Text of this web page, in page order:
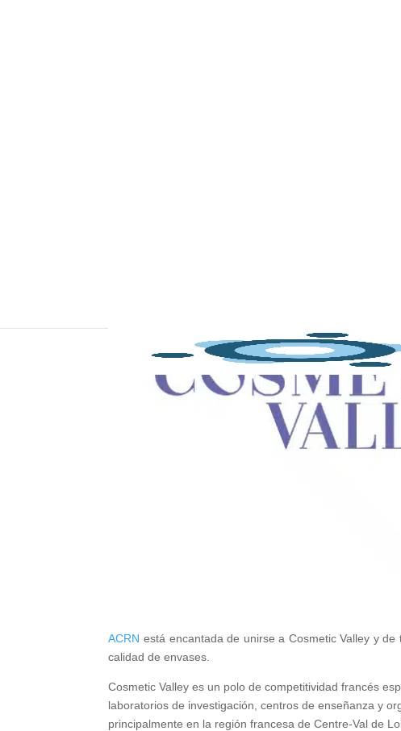
ACRN está encantada de unirse a Cosmetic Valley y
calidad de envases.
Cosmetic Valley es un polo de competitividad francés
laboratorios de investigación, centros de enseñanza y
principalmente en la región francesa de Centre-Val de